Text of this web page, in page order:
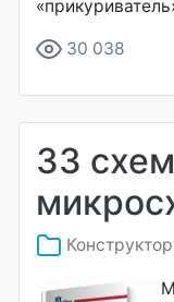
30 038
33